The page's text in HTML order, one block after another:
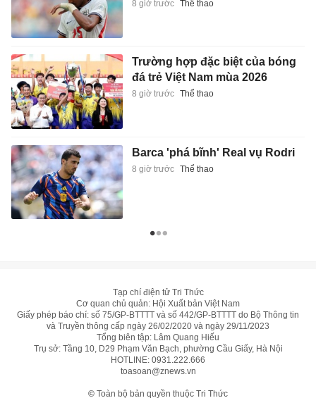
8 giờ trước Thể thao
Trường hợp đặc biệt của bóng
đá trẻ Việt Nam mùa 2026
8 giờ trước Thể thao
Barca 'phá bĩnh' Real vụ Rodri
8 giờ trước Thể thao
Tạp chí điện tử Tri Thức
Cơ quan chủ quản: Hội Xuất bản Việt Nam
Giấy phép báo chí: số 75/GP-BTTTT và số 442/GP-BTTTT do Bộ Thông tin
và Truyền thông cấp ngày 26/02/2020 và ngày 29/11/2023
Tổng biên tập: Lâm Quang Hiếu
Trụ sở: Tầng 10, D29 Phạm Văn Bạch, phường Cầu Giấy, Hà Nội
HOTLINE: 0931.222.666
toasoan@znews.vn
© Toàn bộ bản quyền thuộc Tri Thức